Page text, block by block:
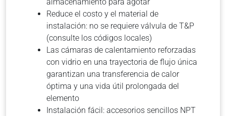
Reduce el costo y el material de
instalación: no se requiere válvula de T&P
(consulte los códigos locales)
Las cámaras de calentamiento reforzadas
con vidrio en una trayectoria de flujo única
garantizan una transferencia de calor
óptima y una vida útil prolongada del
elemento
Instalación fácil: accesorios sencillos NPT